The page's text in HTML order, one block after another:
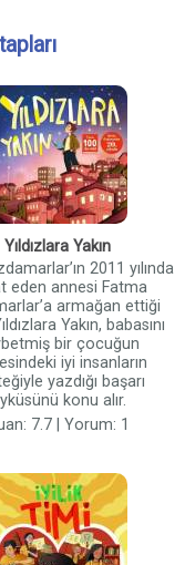
Yıldızlara Yakın
2011 yılında
eden annesi Fatma
armağan ettiği
Yakın, babasını
bir çocuğun
iyi insanların
yazdığı başarı
konu alır.
7.7 | Yorum: 1